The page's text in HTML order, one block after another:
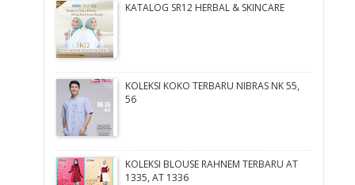
KATALOG SR12 HERBAL & SKINCARE
KOLEKSI KOKO TERBARU NIBRAS NK 55,
56
KOLEKSI BLOUSE RAHNEM TERBARU AT
1335, AT 1336